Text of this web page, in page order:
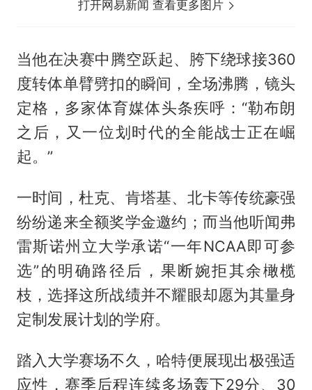
打开网易新闻 查看更多图片
当他在决赛中腾空跃起、胯下绕球接360
度转体单臂劈扣的瞬间，全场沸腾，镜头
定格，多家体育媒体头条疾呼：“勒布朗
之后，又一位划时代的全能战士正在崛
起。”
一时间，杜克、肯塔基、北卡等传统豪强
纷纷递来全额奖学金邀约；而当他听闻弗
雷斯诺州立大学承诺“一年NCAA即可参
选”的明确路径后，果断婉拒其余橄榄
枝，选择这所战绩并不耀眼却愿为其量身
定制发展计划的学府。
踏入大学赛场不久，哈特便展现出极强适
应性，赛季后程连续多场轰下29分、30